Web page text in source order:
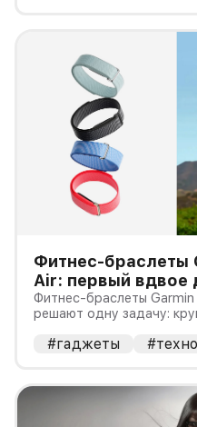
Фитнес-браслеты
Air: первый вдвое
проиграл в тесте
Фитнес-браслеты
решают одну задачу:
цене почти двукратная
#гаджеты